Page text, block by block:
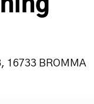
16733 BROMMA